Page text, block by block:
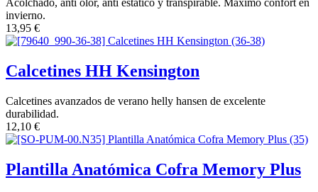
Acolchado, anti olor, anti estático y transpirable. Máximo confort en
invierno.
13,95 €
Calcetines HH Kensington
Calcetines avanzados de verano helly hansen de excelente
durabilidad.
12,10 €
Plantilla Anatómica Cofra Memory Plus